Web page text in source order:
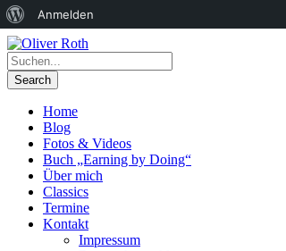
Home
Blog
Fotos & Videos
Buch „Earning by Doing“
Über mich
Classics
Termine
Kontakt
Impressum
Über
WordPress
Anmelden